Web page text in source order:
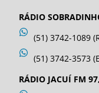
RÁDIO
(51) 3742-1089
(51) 3742-3573
RÁDIO JACUÍ FM